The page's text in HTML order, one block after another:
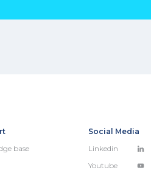
base
Social Media
Linkedin
Youtube